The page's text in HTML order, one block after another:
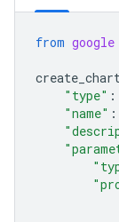
from google
"type" :
"name" :